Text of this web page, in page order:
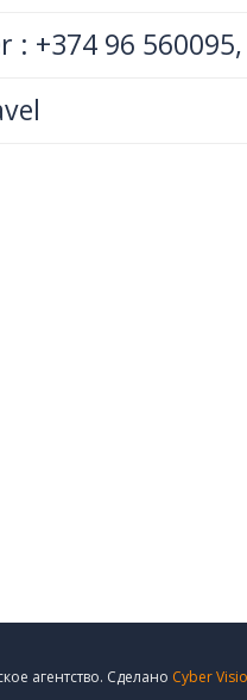
: +374 96
агентство. Сделано Cyber